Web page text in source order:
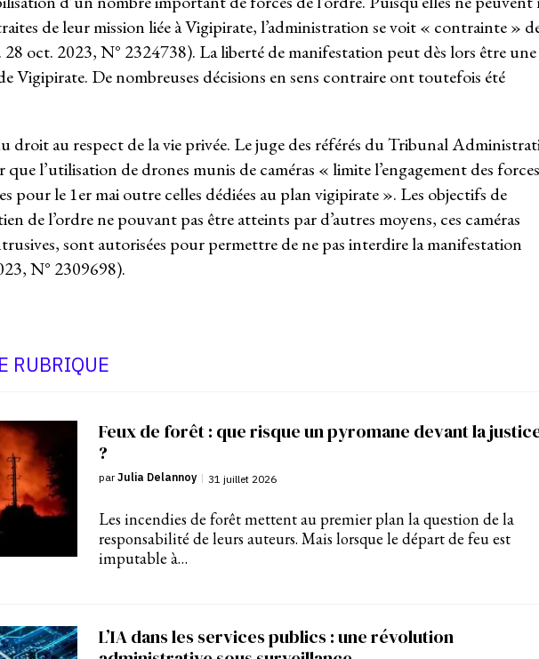
de leur mission liée à Vigipirate, l’administration se voit « contrainte »
oct. 2023, N° 2324738). La liberté de manifestation peut dès lors être une
Vigipirate. De nombreuses décisions en sens contraire ont toutefois été
droit au respect de la vie privée. Le juge des référés du Tribunal
que l’utilisation de drones munis de caméras « limite l’engagement des forces
pour le 1er mai outre celles dédiées au plan vigipirate ». Les objectifs de
de l’ordre ne pouvant pas être atteints par d’autres moyens, ces caméras
sont autorisées pour permettre de ne pas interdire la manifestation
N° 2309698).
RUBRIQUE
Feux de forêt : que risque un pyromane devant la
?
parJulia Delannoy | 31 juillet 2026
Les incendies de forêt mettent au premier plan la question de la
responsabilité de leurs auteurs. Mais lorsque le départ de feu est
imputable à…
L’IA dans les services publics : une révolution